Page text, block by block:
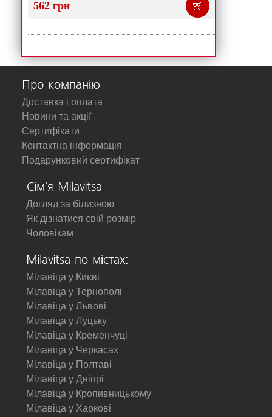
562 грн
Про компанію
Доставка і оплата
Новини та акції
Сертифікати
Контактна інформація
Подарунковий сертифікат
Сім'я Milavitsa
Догляд за білизною
Як дізнатися свій розмір
Чоловікам
Milavitsa по містах:
Мілавіца у Києві
Мілавіца у Тернополі
Мілавіца у Львові
Мілавіца у Луцьку
Мілавіца у Кременчуці
Мілавіца у Черкасах
Мілавіца у Полтаві
Мілавіца у Дніпрі
Мілавіца у Кропивницькому
Мілавіца у Харкові